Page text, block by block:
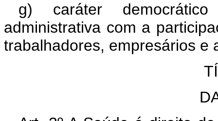
g) caráter
administrativa com a
trabalhadores, empresários e